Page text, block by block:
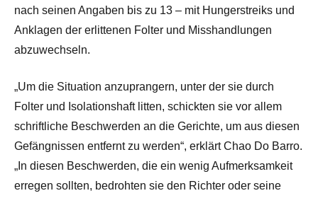
nach seinen Angaben bis zu 13 – mit Hungerstreiks und
Anklagen der erlittenen Folter und Misshandlungen
abzuwechseln.
„Um die Situation anzuprangern, unter der sie durch
Folter und Isolationshaft litten, schickten sie vor allem
schriftliche Beschwerden an die Gerichte, um aus diesen
Gefängnissen entfernt zu werden“, erklärt Chao Do Barro.
„In diesen Beschwerden, die ein wenig Aufmerksamkeit
erregen sollten, bedrohten sie den Richter oder seine